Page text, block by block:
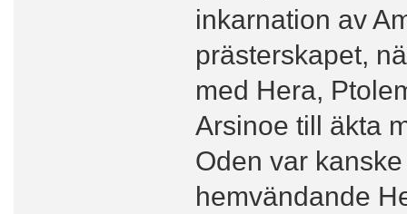
inkarnation av
prästerskapet,
med Hera,
Arsinoe till äkta
Oden var
hemvändande